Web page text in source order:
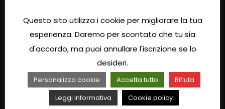
Questo sito utilizza i cookie per migliorare la tua
esperienza. Daremo per scontato che tu sia
d'accordo, ma puoi annullare l'iscrizione se lo
desideri.
Personalizza cookie Accetta tutto
Rifiuta
Leggi Informativa
Cookie policy